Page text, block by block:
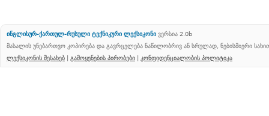
ინგლისურ-ქართულ-რუსული ტექნიკური ლექსიკონი ვერსია 2.0b
მასალის უნებართვო კოპირება და გავრცელება ნაწილობრივ ან სრულად, ნებისმიერი
ლექსიკონის შესახებ | გამოყენების პირობები | კონფიდენციალობის პოლიტიკა